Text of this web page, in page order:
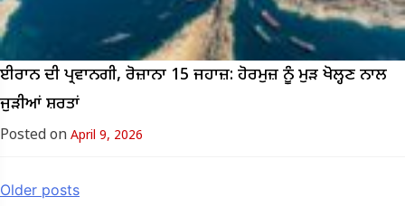
ਈਰਾਨ ਦੀ ਪ੍ਰਵਾਨਗੀ, ਰੋਜ਼ਾਨਾ 15 ਜਹਾਜ਼: ਹੋਰਮੁਜ਼ ਨੂੰ ਮੁੜ ਖੋਲ੍ਹਣ ਨਾਲ
ਜੁੜੀਆਂ ਸ਼ਰਤਾਂ
Posted on April 9, 2026
Posts
Older posts